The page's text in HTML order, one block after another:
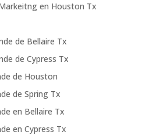
en Houston Tx
de Bellaire Tx
de Cypress Tx
de Houston
de Spring Tx
en Bellaire Tx
en Cypress Tx